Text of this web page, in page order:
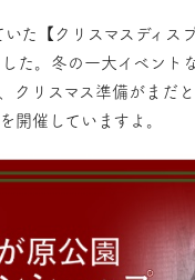
た【クリスマスディス
た。冬の一大イベント
クリスマス準備がまだ
開催していますよ。